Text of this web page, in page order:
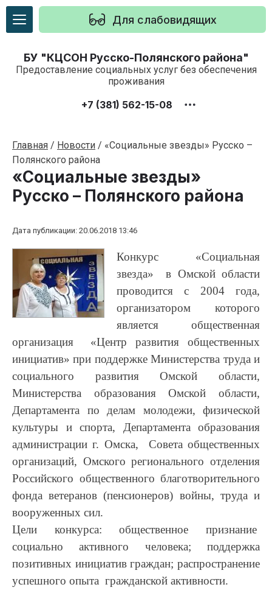
Для слабовидящих
БУ "КЦСОН Русско-Полянского района"
Предоставление социальных услуг без обеспечения
проживания
+7 (381) 562-15-08
Главная / Новости / «Социальные звезды» Русско –
Полянского района
«Социальные звезды»
Русско – Полянского района
Дата публикации: 20.06.2018 13:46
Конкурс «Социальная
звезда» в Омской области
проводится с 2004 года,
организатором которого
является общественная
организация «Центр развития общественных
инициатив» при поддержке Министерства труда и
социального развития Омской области,
Министерства образования Омской области,
Департамента по делам молодежи, физической
культуры и спорта, Департамента образования
администрации г. Омска, Совета общественных
организаций, Омского регионального отделения
Российского общественного благотворительного
фонда ветеранов (пенсионеров) войны, труда и
вооруженных сил.
Цели конкурса: общественное признание
социально активного человека; поддержка
позитивных инициатив граждан; распространение
успешного опыта гражданской активности.